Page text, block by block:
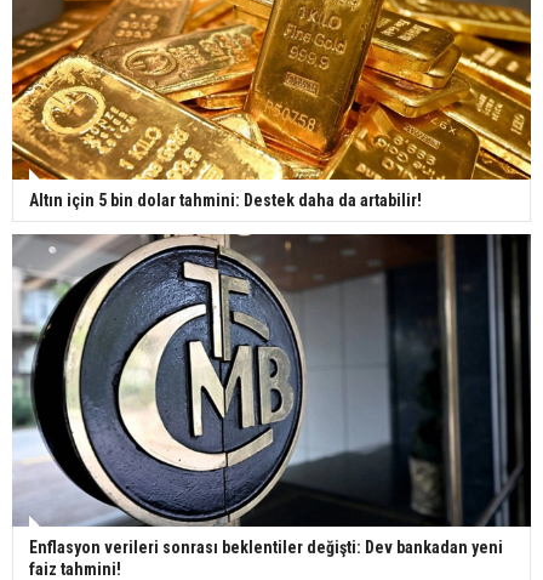
Altın için 5 bin dolar tahmini: Destek daha da artabilir!
Enflasyon verileri sonrası beklentiler değişti: Dev bankadan yeni
faiz tahmini!